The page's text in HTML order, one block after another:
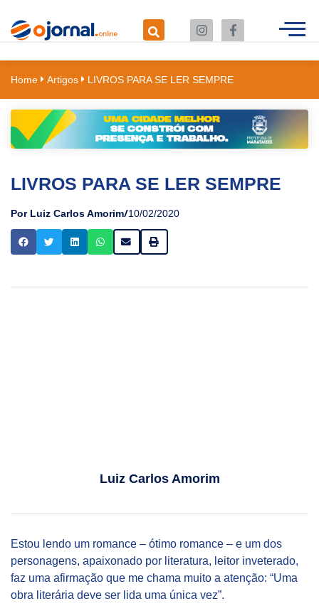
Home Artigos LIVROS PARA SE LER SEMPRE
LIVROS PARA SE LER SEMPRE
Por Luiz Carlos Amorim/10/02/2020
Luiz Carlos Amorim
Estou lendo um romance – ótimo romance – e um dos
personagens, apaixonado por literatura, leitor inveterado,
faz uma afirmação que me chama muito a atenção: “Uma
obra literária deve ser lida uma única vez”.